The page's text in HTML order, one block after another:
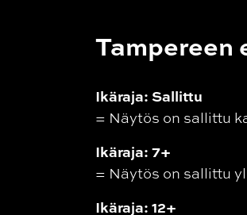
Ikäraja: Sallittu
= Näytös on sallittu
Ikäraja: 7+
= Näytös on sallittu
Ikäraja: 12+